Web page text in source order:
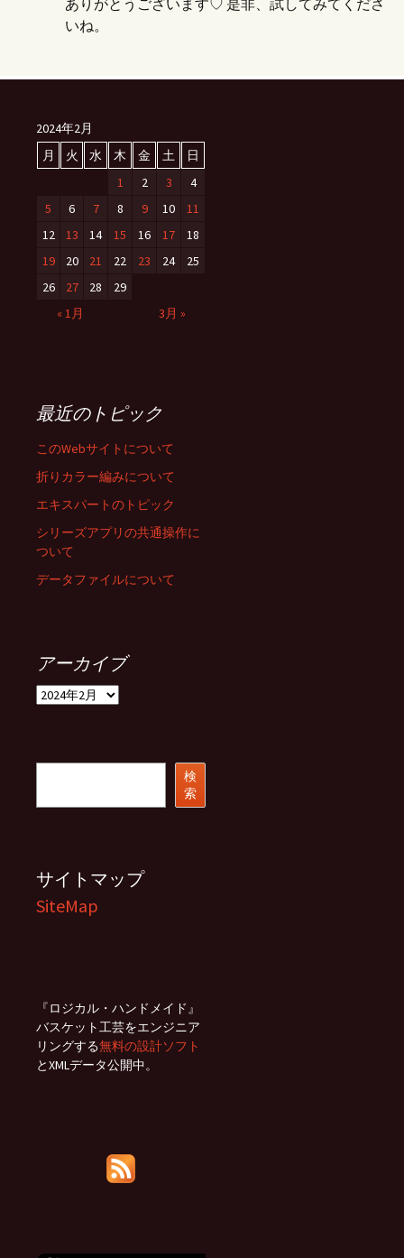
いね。
2024年2月
月
火 水 木 金 土
日
1
2 3
4
5
6 7 8 9 10
11
12
13 14 15 16 17
18
19
20 21 22 23 24
25
26
27 28
29
« 1月
3月 »
最近のトピック
このWebサイトについて
折りカラー編みについて
エキスパートのトピック
シリーズアプリの共通操作に
ついて
データファイルについて
アーカイブ
ア
ブ
検
索
サイトマップ
SiteMap
『ロジカル・ハンドメイド』
バスケット工芸をエンジニア
リングする無料の設計ソフト
とXMLデータ公開中。